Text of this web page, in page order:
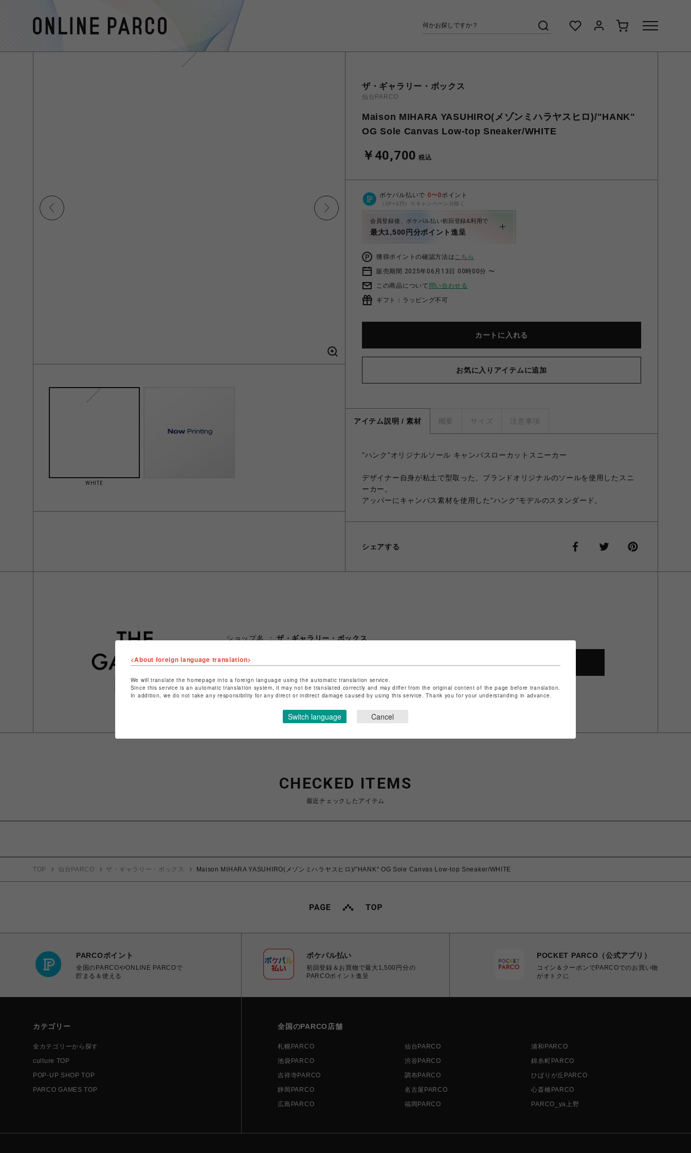
WHITE
ザ・ギャラリー・ボックス
仙台PARCO
Maison MIHARA YASUHIRO(メゾンミハラヤスヒロ)/"HANK"
OG Sole Canvas Low-top Sneaker/WHITE
￥40,700 税込
ポケパル払いで 0〜0ポイント
（1P=1円）※キャンペーン分除く
会員登録後、ポケパル払い初回登録&利用で
最大1,500円分ポイント進呈
獲得ポイントの確認方法はこちら
販売期間 2025年06月13日 00時00分 〜
この商品について 問い合わせる
ギフト：ラッピング不可
カートに入れる
お気に入りアイテムに追加
アイテム説明 / 素材 概要 サイズ 注意事項
"ハンク"オリジナルソール キャンバスローカットスニーカー
デザイナー自身が粘土で型取った、ブランドオリジナルのソールを使用したスニ
ーカー。
アッパーにキャンバス素材を使用した"ハンク"モデルのスタンダード。
シェアする
ショップ名
ザ・ギャラリー・ボックス
ショップお問い合わせはこちら
CHECKED ITEMS
最近チェックしたアイテム
TOP 仙台PARCO ザ・ギャラリー・ボックス Maison MIHARA YASUHIRO(メゾンミハラヤスヒロ)/"HANK" OG Sole Canvas Low-top Sneaker/WHITE
PARCOポイント
全国のPARCOやONLINE PARCOで
貯まる＆使える
ポケパル払い
初回登録＆お買物で最大1,500円分の
PARCOポイント進呈
POCKET PARCO（公式アプリ）
コイン＆クーポンでPARCOでのお買い物
がオトクに
カテゴリー
全カテゴリーから探す
culture TOP
POP-UP SHOP TOP
PARCO GAMES TOP
全国のPARCO店舗
札幌PARCO 仙台PARCO
浦和PARCO
池袋PARCO
渋谷PARCO
錦糸町PARCO
吉祥寺PARCO
調布PARCO
ひばりが丘PARCO
静岡PARCO
名古屋PARCO
心斎橋PARCO
広島PARCO
福岡PARCO PARCO_ya上野
<About foreign language translation>
We will translate the homepage into a foreign language using the automatic translation service.
Since this service is an automatic translation system, it may not be translated correctly and may differ from the original content of the page before translation.
In addition, we do not take any responsibility for any direct or indirect damage caused by using this service. Thank you for your understanding in advance.
Switch language Cancel